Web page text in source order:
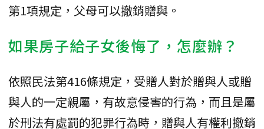
第1項規定，父母可以撤銷贈與。
如果房子給子女後悔了，怎麼辦？
依照民法第416條規定，受贈人對於贈與人或贈
與人的一定親屬，有故意侵害的行為，而且是屬
於刑法有處罰的犯罪行為時，贈與人有權利撤銷